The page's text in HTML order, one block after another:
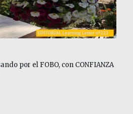
por el FOBO, con CONFIANZA